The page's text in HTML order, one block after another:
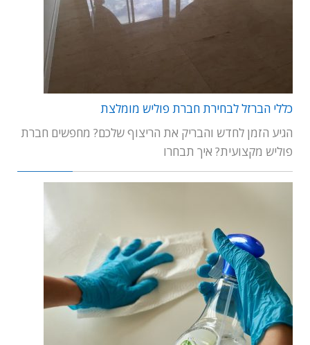
כללי הברזל לבחירת חברת פוליש מומלצת
הגיע הזמן לחדש והבריק את הריצוף שלכם? מחפשים חברת
פוליש מקצועית? איך תבחרו